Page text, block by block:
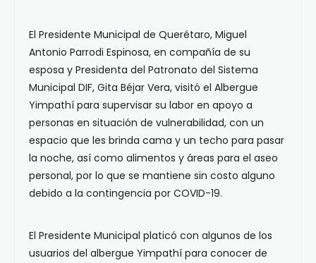
El Presidente Municipal de Querétaro, Miguel
Antonio Parrodi Espinosa, en compañía de su
esposa y Presidenta del Patronato del Sistema
Municipal DIF, Gita Béjar Vera, visitó el Albergue
Yimpathí para supervisar su labor en apoyo a
personas en situación de vulnerabilidad, con un
espacio que les brinda cama y un techo para pasar
la noche, así como alimentos y áreas para el aseo
personal, por lo que se mantiene sin costo alguno
debido a la contingencia por COVID-19.
El Presidente Municipal platicó con algunos de los
usuarios del albergue Yimpathí para conocer de